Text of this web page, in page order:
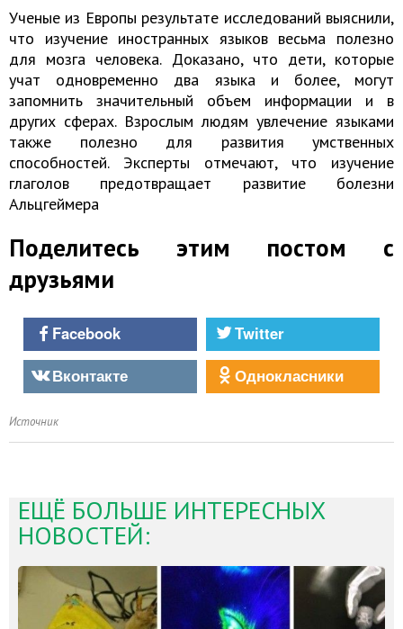
Ученые из Европы результате исследований выяснили,
что изучение иностранных языков весьма полезно
для мозга человека. Доказано, что дети, которые
учат одновременно два языка и более, могут
запомнить значительный объем информации и в
других сферах. Взрослым людям увлечение языками
также полезно для развития умственных
способностей. Эксперты отмечают, что изучение
глаголов предотвращает развитие болезни
Альцгеймера
Поделитесь этим постом с
друзьями
Facebook
Twitter
Вконтакте
Однокласники
Источник
ЕЩЁ БОЛЬШЕ ИНТЕРЕСНЫХ
НОВОСТЕЙ: